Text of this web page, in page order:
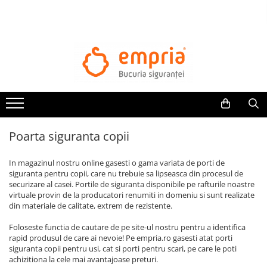
Bariere protectie pentru pat
Protectii mobilier
Protectie colturi mobila copii
Sigurante pentru sertare si usi
Sigurante geamuri si usi glisante
bebelusi
Protectii casa
Poarta siguranta copii
In magazinul nostru online gasesti o gama variata de porti de
siguranta pentru copii, care nu trebuie sa lipseasca din procesul de
securizare al casei. Portile de siguranta disponibile pe rafturile noastre
virtuale provin de la producatori renumiti in domeniu si sunt realizate
din materiale de calitate, extrem de rezistente.
Foloseste functia de cautare de pe site-ul nostru pentru a identifica
rapid produsul de care ai nevoie! Pe empria.ro gasesti atat porti
siguranta copii pentru usi, cat si porti pentru scari, pe care le poti
achizitiona la cele mai avantajoase preturi.